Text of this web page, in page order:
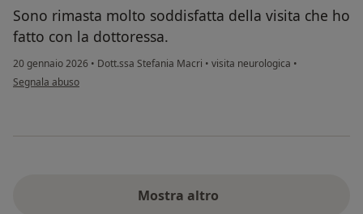
Sono rimasta molto soddisfatta della visita che ho
fatto con la dottoressa.
20 gennaio 2026 • Dott.ssa Stefania Macri • visita neurologica •
secondo l'opinione dell'utente Luminita
Segnala abuso
Mostra altro